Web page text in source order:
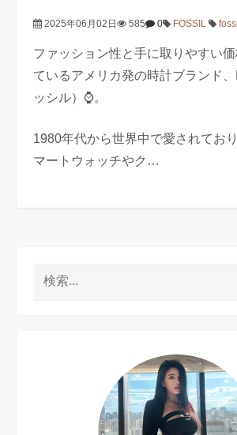
2025年06月02日 585 0 FOSSIL
ファッション性と手に取りやすい
ているアメリカ発の時計ブランド
ッシル）⌚。
1980年代から世界中で愛されてお
マートウォッチやク…